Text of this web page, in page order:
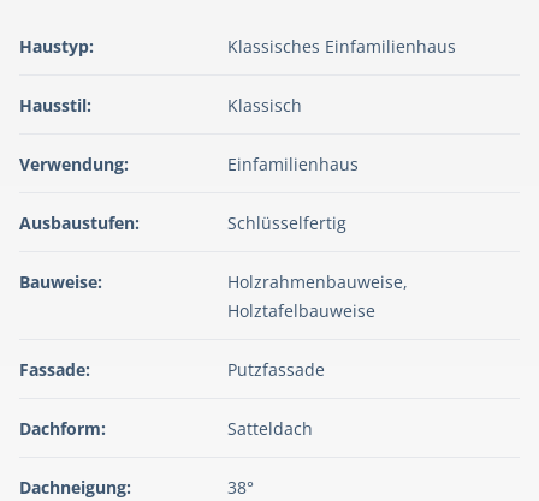
Haustyp: Klassisches Einfamilienhaus
Hausstil: Klassisch
Verwendung: Einfamilienhaus
Ausbaustufen: Schlüsselfertig
Bauweise:
Holzrahmenbauweise,
Holztafelbauweise
Fassade: Putzfassade
Dachform: Satteldach
Dachneigung: 38°